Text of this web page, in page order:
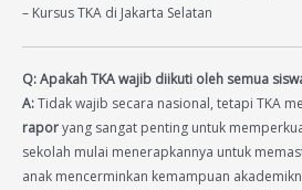
– Kursus TKA di Jakarta Selatan
Q: Apakah TKA wajib diikuti oleh semua
A:Tidak wajib secara nasional, tetapi TKA
raporyang sangat penting untuk
sekolah mulai menerapkannya untuk
anak mencerminkan kemampuan